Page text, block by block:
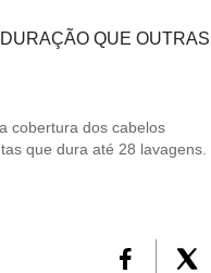
QUE OUTRAS
cobertura dos cabelos
que dura até 28 lavagens.